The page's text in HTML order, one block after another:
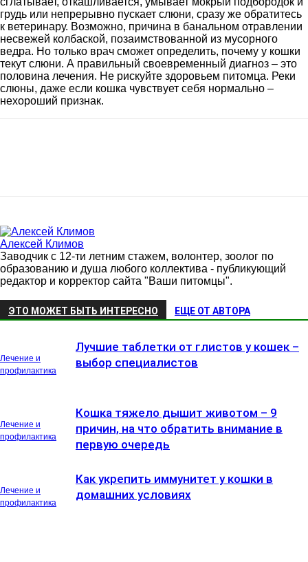
грудь или непрерывно пускает слюни, сразу же обратитесь
к ветеринару. Возможно, причина в банальном отравлении
несвежей колбаской, позаимствованной из мусорного
ведра. Но только врач сможет определить, почему у кошки
текут слюни. А правильный своевременный диагноз – это
половина лечения. Не рискуйте здоровьем питомца. Реки
слюны, даже если кошка чувствует себя нормально –
нехороший признак.
Алексей Климов
Заводчик c 12-ти летним стажем, волонтер, зоолог по
образованию и душа любого коллектива - публикующий
редактор и корректор сайта "Ваши питомцы".
ЭТО МОЖЕТ БЫТЬ ИНТЕРЕСНО ЕЩЕ ОТ АВТОРА
Лечение и
профилактика
Лучшие таблетки от глистов у кошек –
выбор специалистов
Лечение и
профилактика
Кошка тяжело дышит животом – 9
причин, на что обратить внимание в
первую очередь
Лечение и
профилактика
Как укрепить иммунитет у кошки в
домашних условиях